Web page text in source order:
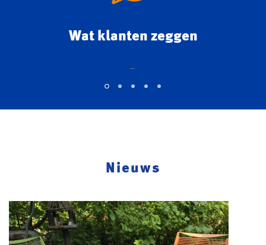
Wat klanten zeggen
Nieuws